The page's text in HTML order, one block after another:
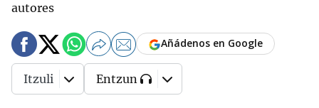
autores
Añádenos en Google
Itzuli Entzun